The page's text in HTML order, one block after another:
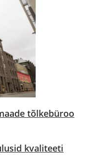
tõlkebüroo
kvaliteeti